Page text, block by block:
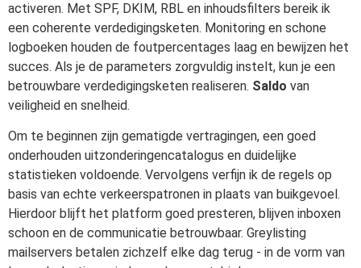
activeren. Met SPF, DKIM, RBL en inhoudsfilters bereik ik
een coherente verdedigingsketen. Monitoring en schone
logboeken houden de foutpercentages laag en bewijzen het
succes. Als je de parameters zorgvuldig instelt, kun je een
betrouwbare verdedigingsketen realiseren. Saldo van
veiligheid en snelheid.
Om te beginnen zijn gematigde vertragingen, een goed
onderhouden uitzonderingencatalogus en duidelijke
statistieken voldoende. Vervolgens verfijn ik de regels op
basis van echte verkeerspatronen in plaats van buikgevoel.
Hierdoor blijft het platform goed presteren, blijven inboxen
schoon en de communicatie betrouwbaar. Greylisting
mailservers betalen zichzelf elke dag terug - in de vorm van